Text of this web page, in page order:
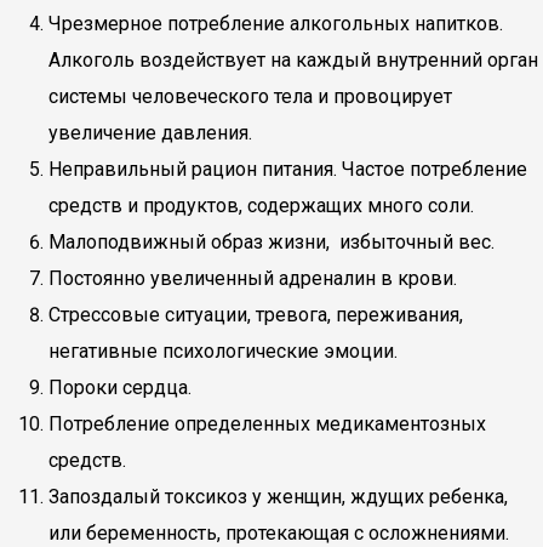
Чрезмерное потребление алкогольных напитков.
Алкоголь воздействует на каждый внутренний орган
системы человеческого тела и провоцирует
увеличение давления.
Неправильный рацион питания. Частое потребление
средств и продуктов, содержащих много соли.
Малоподвижный образ жизни, избыточный вес.
Постоянно увеличенный адреналин в крови.
Стрессовые ситуации, тревога, переживания,
негативные психологические эмоции.
Пороки сердца.
Потребление определенных медикаментозных
средств.
Запоздалый токсикоз у женщин, ждущих ребенка,
или беременность, протекающая с осложнениями.